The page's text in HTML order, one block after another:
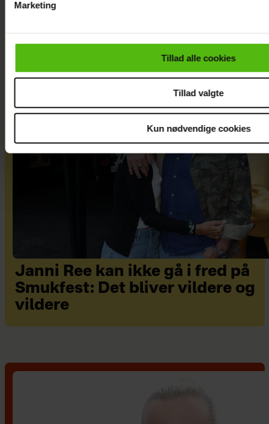
cookiepolitik.
Marketing
Tillad alle cookies
Tillad valgte
Kun nødvendige cookies
Janni Ree kan ikke gå i fred på
Smukfest: Det bliver vildere og
vildere